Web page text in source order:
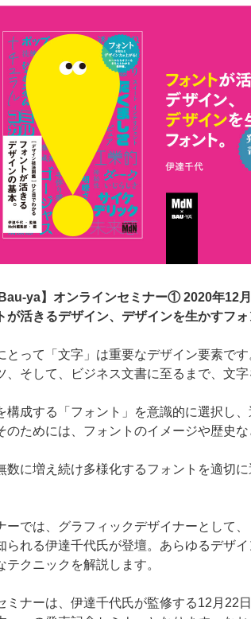
Bau-ya】オンラインセミナー① 2020年12
が活きるデザイン、デザインを生かすフォ
とって「文字」は重要なデザイン要素で
、そして、ビジネス文書に至るまで、文
構成する「フォント」を意識的に選択し
のためには、フォントのイメージや歴史
数に増え続け多様化するフォントを適切
ーでは、グラフィックデザイナーとして
られる伊達千代氏が登壇。あらゆるデザ
テクニックを解説します。
ミナーは、伊達千代氏が監修する12月22